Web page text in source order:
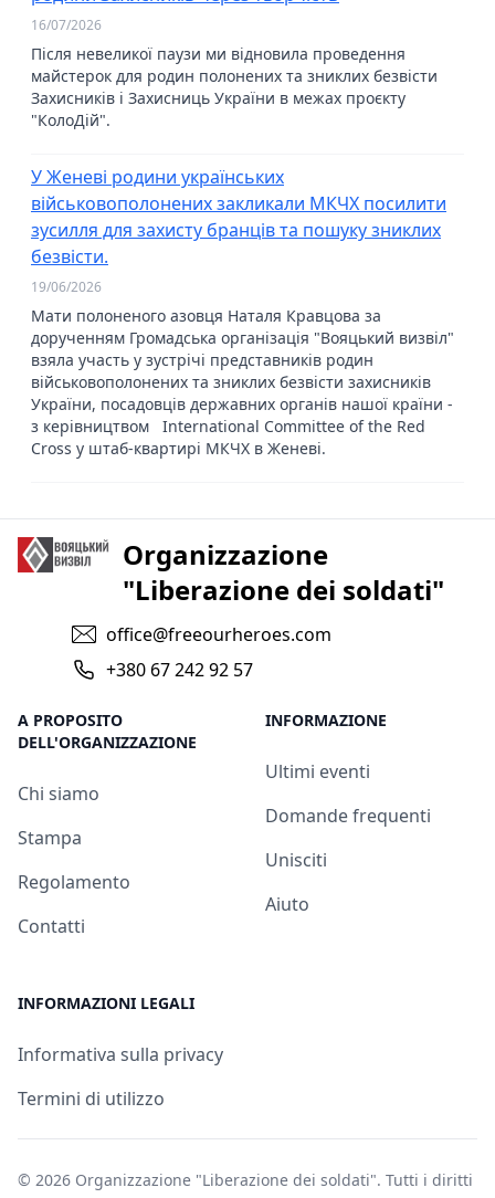
16/07/2026
Після невеликої паузи ми відновила проведення
майстерок для родин полонених та зниклих безвісти
Захисників і Захисниць України в межах проєкту
"КолоДій".
У Женеві родини українських
військовополонених закликали МКЧХ посилити
зусилля для захисту бранців та пошуку зниклих
безвісти.
19/06/2026
Мати полоненого азовця Наталя Кравцова за
дорученням Громадська організація "Вояцький визвіл"
взяла участь у зустрічі представників родин
військовополонених та зниклих безвісти захисників
України, посадовців державних органів нашої країни -
з керівництвом International Committee of the Red
Cross у штаб-квартирі МКЧХ в Женеві.
Organizzazione
"Liberazione dei soldati"
office@freeourheroes.com
+380 67 242 92 57
A PROPOSITO
DELL'ORGANIZZAZIONE
Chi siamo
Stampa
Regolamento
Contatti
INFORMAZIONE
Ultimi eventi
Domande frequenti
Unisciti
Aiuto
INFORMAZIONI LEGALI
Informativa sulla privacy
Termini di utilizzo
© 2026 Organizzazione "Liberazione dei soldati". Tutti i diritti